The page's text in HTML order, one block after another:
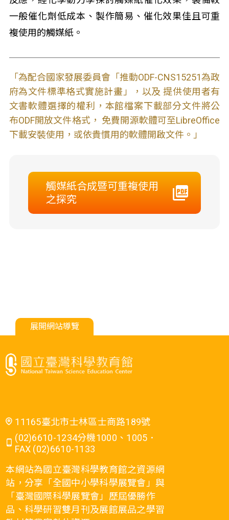
一般催化劑低成本、製作簡易、催化效果佳且可重
複使用的觸媒紙。
「為配合國家發展委員會「推動ODF-CNS15251為政
府為文件標準格式實施計畫」，以及 提供使用者有
文書軟體選擇的權利，本館檔案下載部分文件將公
布ODF開放文件格式， 免費開源軟體可至LibreOffice
下載安裝使用，或依貴慣用的軟體開啟文件。」
觸媒紙合成暨可重複使用
之探究
展開網站導覽
11165臺北市士林區士商路189號
(02)6610-1234分機1000、1005．
FAX (02)6610-1133
本網站為國立臺灣科學教育館之資源網
站，分享「全國中小學科學展覽會」與
「臺灣國際科學展覽會」歷屆優勝作
品、科學研習雙月刊及展館展品之學習